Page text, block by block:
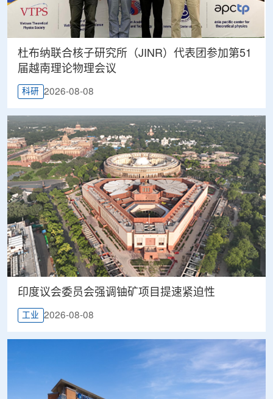
杜布纳联合核子研究所（JINR）代表团参加第51
届越南理论物理会议
科研 2026-08-08
印度议会委员会强调铀矿项目提速紧迫性
工业 2026-08-08